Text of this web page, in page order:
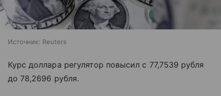
Источник: Reuters
Курс доллара регулятор повысил с 77,7539 рубля
до 78,2696 рубля.